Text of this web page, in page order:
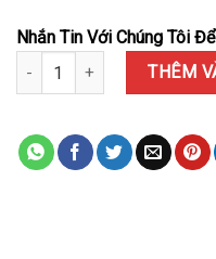
Nhắn Tin Với Chúng Tôi
Đồng Hồ Omega THÊM